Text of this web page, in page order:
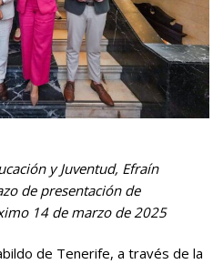
y Juventud, Efraín
de presentación de
14 de marzo de 2025
de Tenerife, a través de la